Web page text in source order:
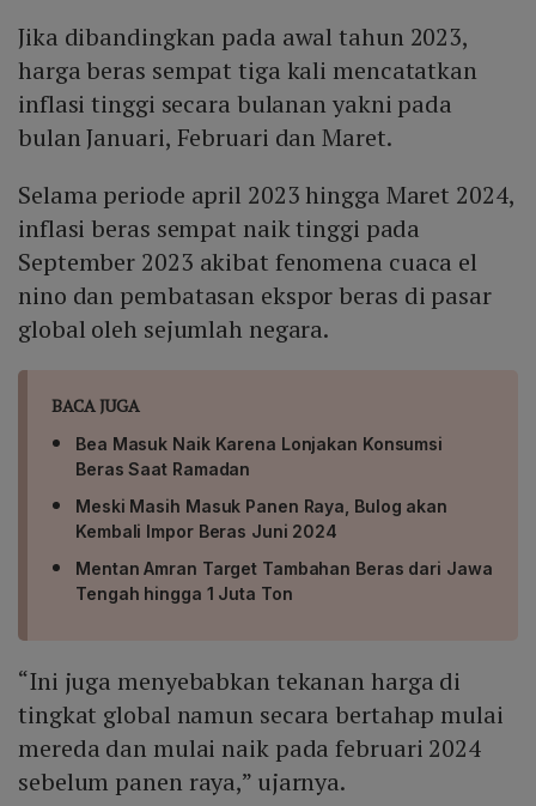
telur pada bulan-bulan mendatang.
Jika dibandingkan pada awal tahun 2023,
harga beras sempat tiga kali mencatatkan
inflasi tinggi secara bulanan yakni pada
bulan Januari, Februari dan Maret.
Selama periode april 2023 hingga Maret 2024,
inflasi beras sempat naik tinggi pada
September 2023 akibat fenomena cuaca el
nino dan pembatasan ekspor beras di pasar
global oleh sejumlah negara.
BACA JUGA
Bea Masuk Naik Karena Lonjakan Konsumsi
Beras Saat Ramadan
Meski Masih Masuk Panen Raya, Bulog akan
Kembali Impor Beras Juni 2024
Mentan Amran Target Tambahan Beras dari Jawa
Tengah hingga 1 Juta Ton
“Ini juga menyebabkan tekanan harga di
tingkat global namun secara bertahap mulai
mereda dan mulai naik pada februari 2024
sebelum panen raya,” ujarnya.